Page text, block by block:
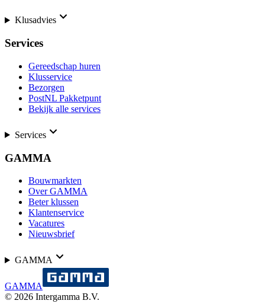
Klusadvies
Services
Gereedschap huren
Klusservice
Bezorgen
PostNL Pakketpunt
Bekijk alle services
Services
GAMMA
Bouwmarkten
Over GAMMA
Beter klussen
Klantenservice
Vacatures
Nieuwsbrief
GAMMA
GAMMA
© 2026 Intergamma B.V.